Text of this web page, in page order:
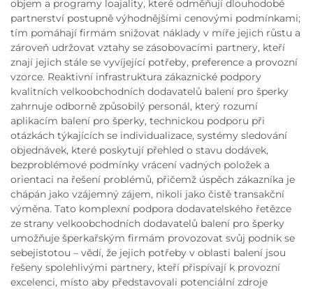
objem a programy loajality, které odměňují dlouhodobé
partnerství postupně výhodnějšími cenovými podmínkami;
tím pomáhají firmám snižovat náklady v míře jejich růstu a
zároveň udržovat vztahy se zásobovacími partnery, kteří
znají jejich stále se vyvíjející potřeby, preference a provozní
vzorce. Reaktivní infrastruktura zákaznické podpory
kvalitních velkoobchodních dodavatelů balení pro šperky
zahrnuje odborně způsobilý personál, který rozumí
aplikacím balení pro šperky, technickou podporu při
otázkách týkajících se individualizace, systémy sledování
objednávek, které poskytují přehled o stavu dodávek,
bezproblémové podmínky vrácení vadných položek a
orientaci na řešení problémů, přičemž úspěch zákazníka je
chápán jako vzájemný zájem, nikoli jako čistě transakční
výměna. Tato komplexní podpora dodavatelského řetězce
ze strany velkoobchodních dodavatelů balení pro šperky
umožňuje šperkařským firmám provozovat svůj podnik se
sebejistotou – vědí, že jejich potřeby v oblasti balení jsou
řešeny spolehlivými partnery, kteří přispívají k provozní
excelenci, místo aby představovali potenciální zdroje